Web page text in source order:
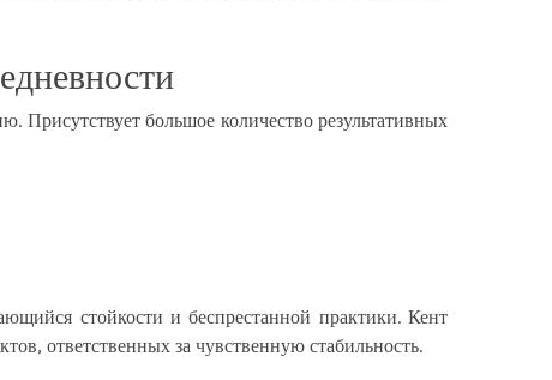
Присутствует большое количество результативных
стойкости и беспрестанной практики. Кент
ответственных за чувственную стабильность.